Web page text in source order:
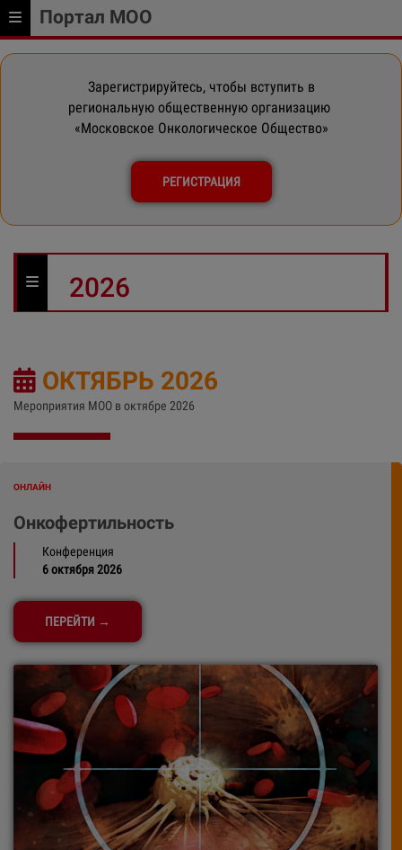
Портал МОО
Зарегистрируйтесь, чтобы вступить в
региональную общественную организацию
«Московское Онкологическое Общество»
РЕГИСТРАЦИЯ
2026
ОКТЯБРЬ 2026
Мероприятия МОО в октябре 2026
ОНЛАЙН
Онкофертильность
Конференция
6 октября 2026
ПЕРЕЙТИ →